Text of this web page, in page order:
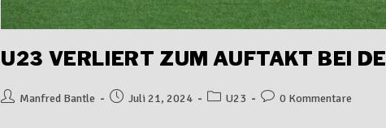
U23 VERLIERT ZUM AUFTAKT BEI
Manfred Bantle Juli 21, 2024 U23 0 Kommentare